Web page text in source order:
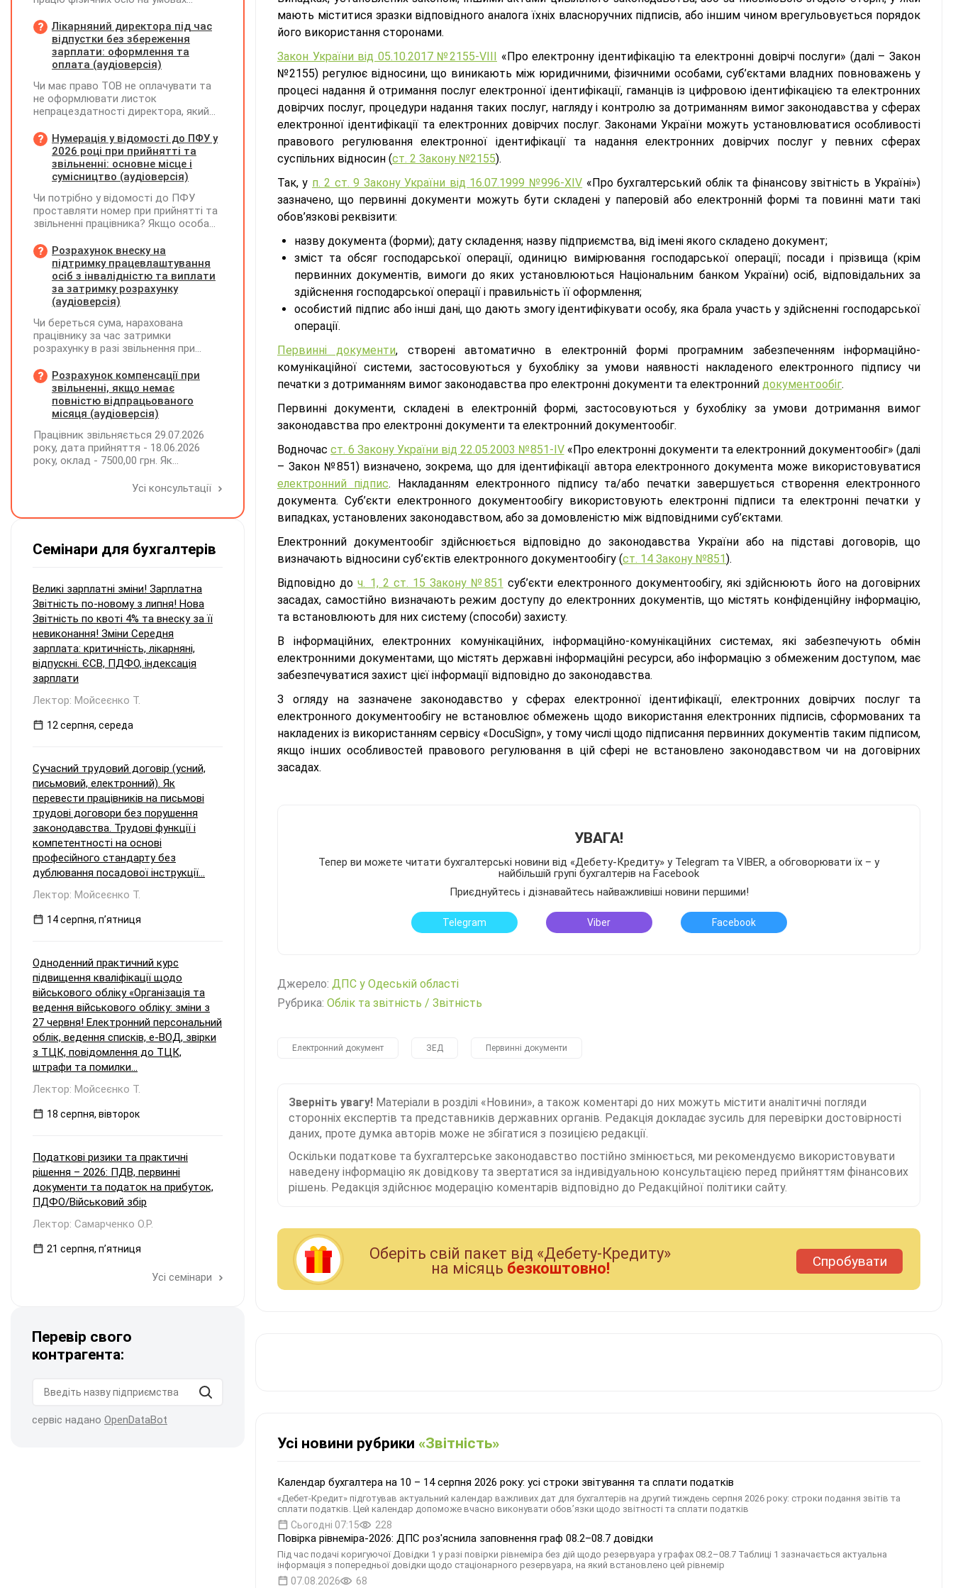
мають міститися зразки відповідного аналога їхніх власноручних підписів, або іншим чином врегульовується порядок
його використання сторонами.
Закон України від 05.10.2017 №2155-VIII «Про електронну ідентифікацію та електронні довірчі послуги» (далі – Закон
№2155) регулює відносини, що виникають між юридичними, фізичними особами, суб’єктами владних повноважень у
процесі надання й отримання послуг електронної ідентифікації, гаманців із цифровою ідентифікацією та електронних
довірчих послуг, процедури надання таких послуг, нагляду і контролю за дотриманням вимог законодавства у сферах
електронної ідентифікації та електронних довірчих послуг. Законами України можуть установлюватися особливості
правового регулювання електронної ідентифікації та надання електронних довірчих послуг у певних сферах
суспільних відносин (ст. 2 Закону №2155).
Так, у п. 2 ст. 9 Закону України від 16.07.1999 №996-XIV «Про бухгалтерський облік та фінансову звітність в Україні»)
зазначено, що первинні документи можуть бути складені у паперовій або електронній формі та повинні мати такі
обов’язкові реквізити:
назву документа (форми); дату складення; назву підприємства, від імені якого складено документ;
зміст та обсяг господарської операції, одиницю вимірювання господарської операції; посади і прізвища (крім
первинних документів, вимоги до яких установлюються Національним банком України) осіб, відповідальних за
здійснення господарської операції і правильність її оформлення;
особистий підпис або інші дані, що дають змогу ідентифікувати особу, яка брала участь у здійсненні господарської
операції.
Первинні документи, створені автоматично в електронній формі програмним забезпеченням інформаційно-
комунікаційної системи, застосовуються у бухобліку за умови наявності накладеного електронного підпису чи
печатки з дотриманням вимог законодавства про електронні документи та електронний документообіг.
Первинні документи, складені в електронній формі, застосовуються у бухобліку за умови дотримання вимог
законодавства про електронні документи та електронний документообіг.
Водночасст. 6 Закону України від 22.05.2003 №851-IV«Про електронні документи та електронний документообіг» (далі
– Закон №851) визначено, зокрема, що для ідентифікації автора електронного документа може використовуватися
електронний підпис. Накладанням електронного підпису та/або печатки завершується створення електронного
документа. Суб’єкти електронного документообігу використовують електронні підписи та електронні печатки у
випадках, установлених законодавством, або за домовленістю між відповідними суб’єктами.
Електронний документообіг здійснюється відповідно до законодавства України або на підставі договорів, що
визначають відносини суб’єктів електронного документообігу (ст. 14 Закону №851).
Відповідно доч. 1, 2 ст. 15 Закону №851 суб’єкти електронного документообігу, які здійснюють його на договірних
засадах, самостійно визначають режим доступу до електронних документів, що містять конфіденційну інформацію,
та встановлюють для них систему (способи) захисту.
В інформаційних, електронних комунікаційних, інформаційно-комунікаційних системах, які забезпечують обмін
електронними документами, що містять державні інформаційні ресурси, або інформацію з обмеженим доступом, має
забезпечуватися захист цієї інформації відповідно до законодавства.
З огляду на зазначене законодавство у сферах електронної ідентифікації, електронних довірчих послуг та
електронного документообігу не встановлює обмежень щодо використання електронних підписів, сформованих та
накладених із використанням сервісу «DocuSign», у тому числі щодо підписання первинних документів таким підписом,
якщо інших особливостей правового регулювання в цій сфері не встановлено законодавством чи на договірних
засадах.
УВАГА!
Тепер ви можете читати бухгалтерські новини від «Дебету-Кредиту» у Telegram та VIBER, а обговорювати їх – у
найбільшій групі бухгалтерів на Facebook
Приєднуйтесь і дізнавайтесь найважливіші новини першими!
Telegram Viber Facebook
Джерело: ДПС у Одеській області
Рубрика: Облік та звітність / Звітність
Електронний документ ЗЕД Первинні документи
Зверніть увагу! Матеріали в розділі «Новини», а також коментарі до них можуть містити аналітичні погляди
сторонніх експертів та представників державних органів. Редакція докладає зусиль для перевірки достовірності
даних, проте думка авторів може не збігатися з позицією редакції.
Оскільки податкове та бухгалтерське законодавство постійно змінюється, ми рекомендуємо використовувати
наведену інформацію як довідкову та звертатися за індивідуальною консультацією перед прийняттям фінансових
рішень. Редакція здійснює модерацію коментарів відповідно до Редакційної політики сайту.
Оберiть свiй пакет вiд «Дебету-Кредиту»
на мiсяць безкоштовно! Спробувати
Усі новини рубрики «Звітність»
Календар бухгалтера на 10 – 14 серпня 2026 року: усі строки звітування та сплати податків
«Дебет-Кредит» підготував актуальний календар важливих дат для бухгалтерів на другий тиждень серпня 2026 року: строки подання звітів та
сплати податків. Цей календар допоможе вчасно виконувати обов’язки щодо звітності та сплати податків
Сьогодні 07:15 228
Повірка рівнеміра-2026: ДПС роз'яснила заповнення граф 08.2–08.7 довідки
Під час подачі коригуючої Довідки 1 у разі повірки рівнеміра без дій щодо резервуара у графах 08.2–08.7 Таблиці 1 зазначається актуальна
інформація з попередньої довідки щодо стаціонарного резервуара, на який встановлено цей рівнемір
07.08.2026 68
на інших умовах, передбачених
законодавством, Додаток Д1/
Додаток ФІЗ-Д1 за відповідний
період не подається
Лікарняний директора під час
відпустки без збереження
зарплати: оформлення та
оплата (аудіоверсія)
Чи має право ТОВ не оплачувати та
не оформлювати листок
непрацездатності директора, який
збереження заробітної плати під час
призупинення діяльності
підприємства?
Нумерація у відомості до ПФУ у
2026 році при прийнятті та
звільненні: основне місце і
сумісництво (аудіоверсія)
Чи потрібно у відомості до ПФУ
проставляти номер при прийнятті та
звільненні працівника? Якщо особа
місцем роботи та за сумісництвом,
чи рахується це як два роботодавці?
Розрахунок внеску на
підтримку працевлаштування
осіб з інвалідністю та виплати
за затримку розрахунку
(аудіоверсія)
Чи береться сума, нарахована
працівнику за час затримки
розрахунку в разі звільнення при
заробітної плати (винагороди), для
розрахунку внеску на підтримку
працевлаштування осіб з
інвалідністю?
Розрахунок компенсації при
звільненні, якщо немає
повністю відпрацьованого
місяця (аудіоверсія)
Працівник звільняється 29.07.2026
року, дата прийняття - 18.06.2026
року, оклад - 7500,00 грн. Як
невикористаних днів відпустки при
Усі консультації
Семінари для бухгалтерів
Великі зарплатні зміни! Зарплатна
Звітність по-новому з липня! Нова
Звітність по квоті 4% та внеску за її
невиконання! Зміни Середня
зарплата: критичність, лікарняні,
відпускні. ЄСВ, ПДФО, індексація
зарплати
Лектор: Мойсеєнко Т.
12 серпня, середа
Сучасний трудовий договір (усний,
письмовий, електронний). Як
перевести працівників на письмові
трудові договори без порушення
законодавства. Трудові функції і
компетентності на основі
професійного стандарту без
дублювання посадової інструкції...
Лектор: Мойсеєнко Т.
14 серпня, пʼятниця
Одноденний практичний курс
підвищення кваліфікації щодо
військового обліку «Організація та
ведення військового обліку: зміни з
27 червня! Електронний персональний
облік, ведення списків, е-ВОД, звірки
з ТЦК, повідомлення до ТЦК,
штрафи та помилки...
Лектор: Мойсеєнко Т.
18 серпня, вівторок
Податкові ризики та практичні
рішення – 2026: ПДВ, первинні
документи та податок на прибуток,
ПДФО/Військовий збір
Лектор: Самарченко О.Р.
21 серпня, пʼятниця
Усі семінари
Перевір свого
контрагента:
сервіс надано OpenDataBot